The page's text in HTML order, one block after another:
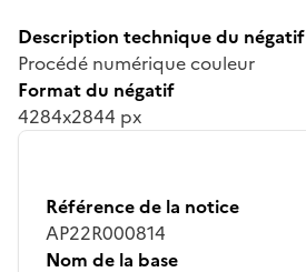
Description technique du négatif
Procédé numérique couleur
Format du négatif
4284x2844 px
Référence de la notice
AP22R000814
Nom de la base